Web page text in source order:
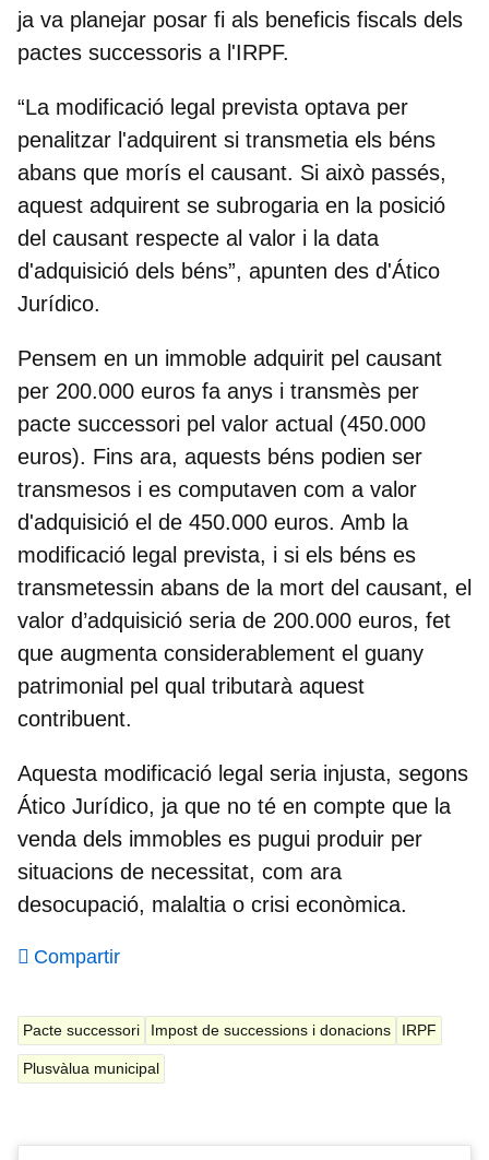
ja va planejar posar fi als beneficis fiscals dels
pactes successoris a l'IRPF.
“La modificació legal prevista optava per
penalitzar l'adquirent si transmetia els béns
abans que morís el causant. Si això passés,
aquest adquirent se subrogaria en la posició
del causant respecte al valor i la data
d'adquisició dels béns”, apunten des d'Ático
Jurídico.
Pensem en un immoble adquirit pel causant
per 200.000 euros fa anys i transmès per
pacte successori pel valor actual (450.000
euros). Fins ara, aquests béns podien ser
transmesos i es computaven com a valor
d'adquisició el de 450.000 euros. Amb la
modificació legal prevista, i si els béns es
transmetessin abans de la mort del causant, el
valor d’adquisició seria de 200.000 euros, fet
que augmenta considerablement el guany
patrimonial pel qual tributarà aquest
contribuent.
Aquesta modificació legal seria injusta, segons
Ático Jurídico, ja que no té en compte que la
venda dels immobles es pugui produir per
situacions de necessitat, com ara
desocupació, malaltia o crisi econòmica.
Compartir
Pacte successori Impost de successions i donacions IRPF
Plusvàlua municipal